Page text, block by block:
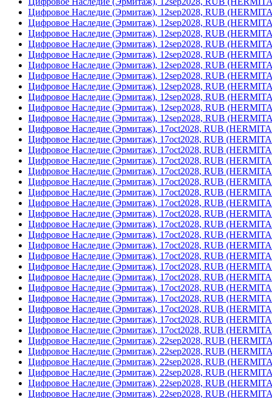
Цифровое Наследие (Эрмитаж), 12sep2028, RUB
Цифровое Наследие (Эрмитаж), 12sep2028, RUB
Цифровое Наследие (Эрмитаж), 12sep2028, RUB
Цифровое Наследие (Эрмитаж), 12sep2028, RUB
Цифровое Наследие (Эрмитаж), 12sep2028, RUB
Цифровое Наследие (Эрмитаж), 12sep2028, RUB
Цифровое Наследие (Эрмитаж), 12sep2028, RUB
Цифровое Наследие (Эрмитаж), 12sep2028, RUB
Цифровое Наследие (Эрмитаж), 12sep2028, RUB
Цифровое Наследие (Эрмитаж), 12sep2028, RUB
Цифровое Наследие (Эрмитаж), 12sep2028, RUB
Цифровое Наследие (Эрмитаж), 17oct2028, RUB
Цифровое Наследие (Эрмитаж), 17oct2028, RUB
Цифровое Наследие (Эрмитаж), 17oct2028, RUB
Цифровое Наследие (Эрмитаж), 17oct2028, RUB
Цифровое Наследие (Эрмитаж), 17oct2028, RUB
Цифровое Наследие (Эрмитаж), 17oct2028, RUB
Цифровое Наследие (Эрмитаж), 17oct2028, RUB
Цифровое Наследие (Эрмитаж), 17oct2028, RUB
Цифровое Наследие (Эрмитаж), 17oct2028, RUB
Цифровое Наследие (Эрмитаж), 17oct2028, RUB
Цифровое Наследие (Эрмитаж), 17oct2028, RUB
Цифровое Наследие (Эрмитаж), 17oct2028, RUB
Цифровое Наследие (Эрмитаж), 17oct2028, RUB
Цифровое Наследие (Эрмитаж), 17oct2028, RUB
Цифровое Наследие (Эрмитаж), 17oct2028, RUB
Цифровое Наследие (Эрмитаж), 17oct2028, RUB
Цифровое Наследие (Эрмитаж), 17oct2028, RUB
Цифровое Наследие (Эрмитаж), 17oct2028, RUB
Цифровое Наследие (Эрмитаж), 17oct2028, RUB
Цифровое Наследие (Эрмитаж), 17oct2028, RUB
Цифровое Наследие (Эрмитаж), 22sep2028, RUB
Цифровое Наследие (Эрмитаж), 22sep2028, RUB
Цифровое Наследие (Эрмитаж), 22sep2028, RUB
Цифровое Наследие (Эрмитаж), 22sep2028, RUB
Цифровое Наследие (Эрмитаж), 22sep2028, RUB
Цифровое Наследие (Эрмитаж), 22sep2028, RUB